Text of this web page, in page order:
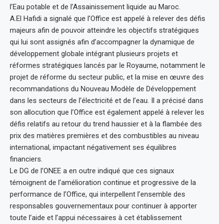
l’Eau potable et de l’Assainissement liquide au Maroc.
A.El Hafidi a signalé que l’Office est appelé à relever des défis
majeurs afin de pouvoir atteindre les objectifs stratégiques
qui lui sont assignés afin d’accompagner la dynamique de
développement globale intégrant plusieurs projets et
réformes stratégiques lancés par le Royaume, notamment le
projet de réforme du secteur public, et la mise en œuvre des
recommandations du Nouveau Modèle de Développement
dans les secteurs de l’électricité et de l’eau. Il a précisé dans
son allocution que l’Office est également appelé à relever les
défis relatifs au retour du trend haussier et à la flambée des
prix des matières premières et des combustibles au niveau
international, impactant négativement ses équilibres
financiers.
Le DG de l’ONEE a en outre indiqué que ces signaux
témoignent de l’amélioration continue et progressive de la
performance de l’Office, qui interpellent l’ensemble des
responsables gouvernementaux pour continuer à apporter
toute l’aide et l’appui nécessaires à cet établissement